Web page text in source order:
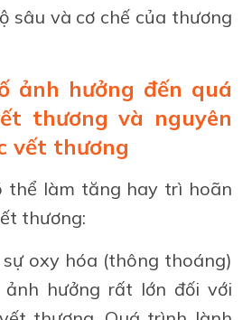
sâu và cơ chế của thương
ảnh hưởng đến quá
thương và nguyên
vết thương
thể làm tăng hay trì hoãn
thương:
oxy hóa (thông thoáng)
hưởng rất lớn đối với